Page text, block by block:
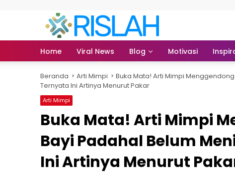
Home Viral News Blog Motivasi
Beranda Arti Mimpi
Buka Mata! Arti Mimpi
Ternyata Ini Artinya Menurut Pakar
Arti Mimpi
Buka Mata! Arti Mimpi
Bayi Padahal Belum
Ini Artinya Menurut